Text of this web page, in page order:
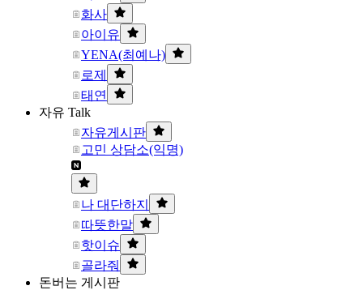
화사
아이유
YENA(최예나)
로제
태연
자유 Talk
자유게시판
고민 상담소(익명)
나 대단하지
따뜻한말
핫이슈
골라줘
돈버는 게시판